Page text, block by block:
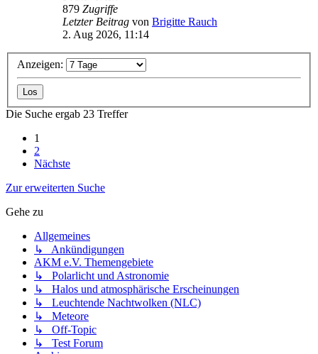
879 Zugriffe
Letzter Beitrag von Brigitte Rauch
2. Aug 2026, 11:14
Anzeigen:
Die Suche ergab 23 Treffer
1
2
Nächste
Zur erweiterten Suche
Gehe zu
Allgemeines
↳ Ankündigungen
AKM e.V. Themengebiete
↳ Polarlicht und Astronomie
↳ Halos und atmosphärische Erscheinungen
↳ Leuchtende Nachtwolken (NLC)
↳ Meteore
↳ Off-Topic
↳ Test Forum